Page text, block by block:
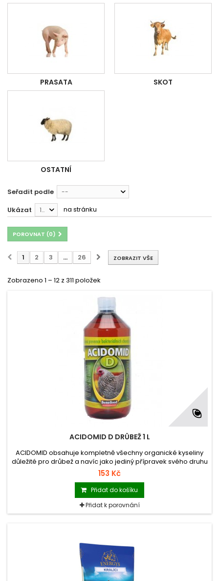
PRASATA SKOT
OSTATNÍ
Seřadit podle --
Ukázat 12 na stránku
POROVNAT (0)
ZOBRAZIT VŠE
1 2 3 ... 26
Zobrazeno 1 – 12 z 311 položek
ACIDOMID D DRŮBEŽ 1 L
ACIDOMID obsahuje kompletně všechny organické kyseliny
důležité pro drůbež a navíc jako jediný přípravek svého druhu
na trhu glukózu a vyvážený poměr minerálních látek
stimulujících metabolismus a zvyšujících imunitu organismu.
153 Kč
Přidat do košíku
Přidat k porovnání